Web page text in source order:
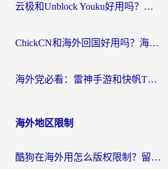
云极和Unblock Youku好用吗？海外党亲测+2026回国加速器避坑指南
ChickCN和海外回国好用吗？海外党2026亲测：从手游到影音，选对加速器的3个关键
海外党必看：雷神手游和快帆TV版好用吗？3步选对回国加速器不踩坑
海外地区限制
酷狗在海外用怎么版权限制？留学生亲测：3步解决听国内音乐难题